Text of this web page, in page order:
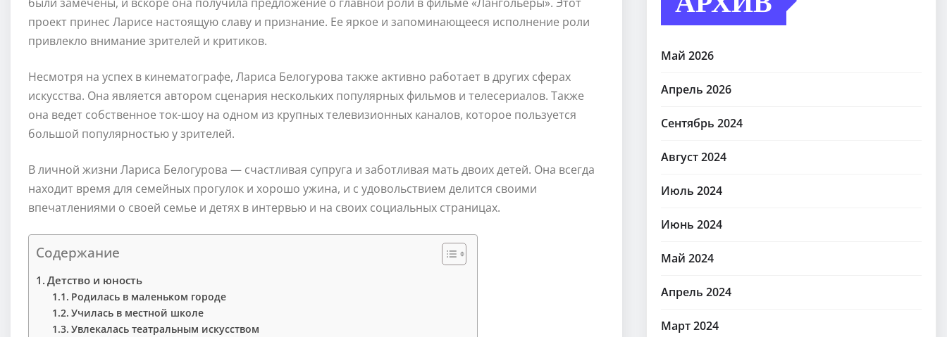
проект принес Ларисе настоящую славу и признание. Ее яркое и запоминающееся исполнение роли
привлекло внимание зрителей и критиков.
Несмотря на успех в кинематографе, Лариса Белогурова также активно работает в других сферах
искусства. Она является автором сценария нескольких популярных фильмов и телесериалов. Также
она ведет собственное ток-шоу на одном из крупных телевизионных каналов, которое пользуется
большой популярностью у зрителей.
В личной жизни Лариса Белогурова — счастливая супруга и заботливая мать двоих детей. Она всегда
находит время для семейных прогулок и хорошо ужина, и с удовольствием делится своими
впечатлениями о своей семье и детях в интервью и на своих социальных страницах.
Содержание
Детство и юность
Родилась в маленьком городе
Училась в местной школе
Увлекалась театральным искусством
Май 2026
Апрель 2026
Сентябрь 2024
Август 2024
Июль 2024
Июнь 2024
Май 2024
Апрель 2024
Март 2024